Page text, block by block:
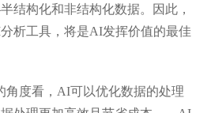
构化和非结构化数据。因此，
析工具，将是AI发挥价值的最佳
角度看，AI可以优化数据的处理